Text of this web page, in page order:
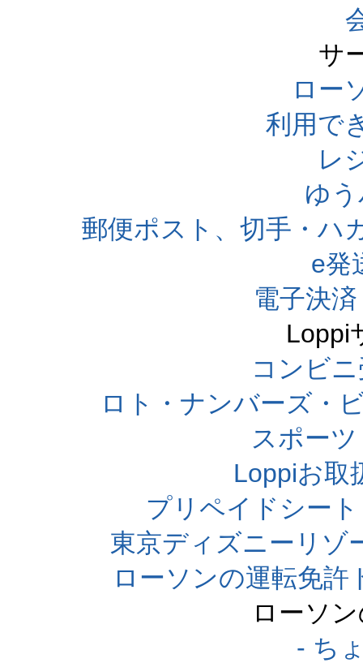
サ
ロー
利用で
レ
ゆ
郵便ポスト、切手・ハ
e発
電子決
Loppi
コンビ
ロト・ナンバーズ・
スポー
Loppiお取
プリペイドシー
東京ディズニーリゾ
ローソンの運転免
ローソ
- ち